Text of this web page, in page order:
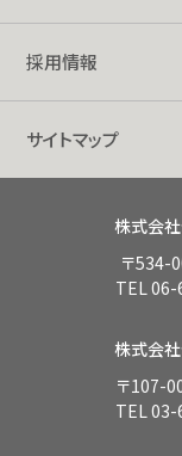
採用情報
サイトマップ
株式会
〒534-
TEL
株式会
〒107-
TEL